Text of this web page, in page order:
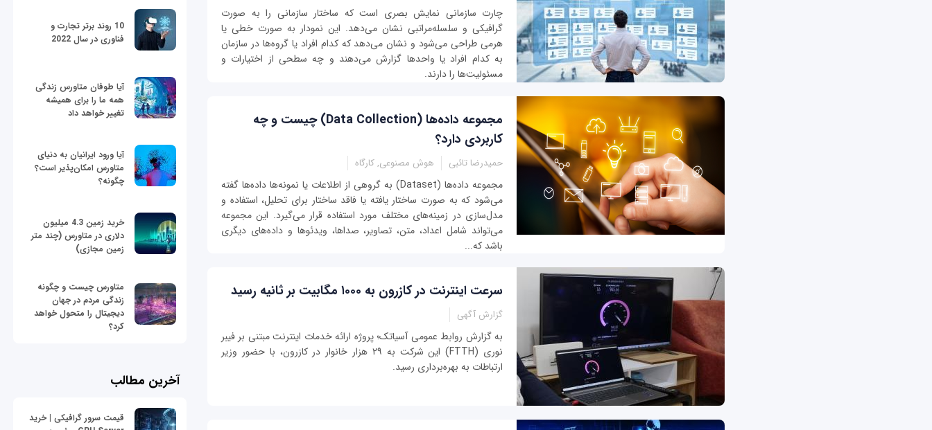
چارت سازمانی نمایش بصری است که ساختار سازمانی را به صورت
گرافیکی و سلسله‌مراتبی نشان می‌دهد. این نمودار به صورت خطی یا
هرمی طراحی می‌شود و نشان می‌دهد که کدام افراد یا گروه‌ها در سازمان
به کدام افراد یا واحدها گزارش می‌دهند و چه سطحی از اختیارات و
مسئولیت‌ها را دارند.
مجموعه داده‌ها (Data Collection) چیست و چه
کاربردی دارد؟
حمیدرضا تائبی هوش مصنوعی, کارگاه
مجموعه داده‌ها (Dataset) به گروهی از اطلاعات یا نمونه‌ها داده‌ها گفته
می‌شود که به صورت ساختار یافته یا فاقد ‌ساختار برای تحلیل، استفاده و
مدل‌سازی در زمینه‌های مختلف مورد استفاده قرار می‌گیرد. این مجموعه
می‌تواند شامل اعداد، متن، تصاویر، صداها، ویدئوها و داده‌های دیگری
باشد که...
سرعت اینترنت در کازرون به ۱۰۰۰ مگابیت بر ثانیه رسید
گزارش آگهی
به گزارش روابط عمومی آسیاتک؛ پروژه ارائه خدمات اینترنت مبتنی بر فیبر
نوری (FTTH) این شرکت به ۲۹ هزار خانوار در کازرون، با حضور وزیر
ارتباطات به بهره‌برداری رسید.
10 روند برتر تجارت و
فناوری در سال 2022
آیا طوفان متاورس زندگی
همه ما را برای همیشه
تغییر خواهد داد
آیا ورود ایرانیان به دنیای
متاورس امکان‌پذیر است؟
چگونه؟
خرید زمین 4.3 میلیون
دلاری در متاورس (چند متر
زمین مجازی)
متاورس چیست و چگونه
زندگی مردم در جهان
دیجیتال را متحول خواهد
کرد؟
آخرین مطالب
قیمت سرور گرافیکی | خرید